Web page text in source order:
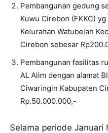
Pembangunan gedung
Kuwu Cirebon (FKKC)
Kelurahan Watubelah
Cirebon sebesar
Pembangunan fasilitas
AL Alim dengan alamat
Ciwaringin Kabupaten
Rp.50.000.000,-
Selama periode Januari